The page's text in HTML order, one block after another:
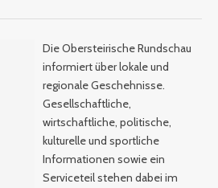
Die Obersteirische Rundschau
informiert über lokale und
regionale Geschehnisse.
Gesellschaftliche,
wirtschaftliche, politische,
kulturelle und sportliche
Informationen sowie ein
Serviceteil stehen dabei im